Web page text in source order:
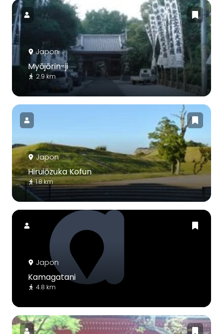
Japon
Myōjōrin-ji
2.9 km
Japon
Hiruiōzuka Kofun
1.8 km
Japon
Kamagatani
4.8 km